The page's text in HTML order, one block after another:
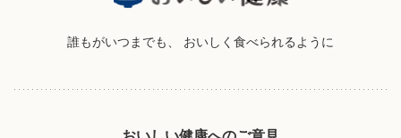
誰もがいつまでも、 おいしく食べられるように